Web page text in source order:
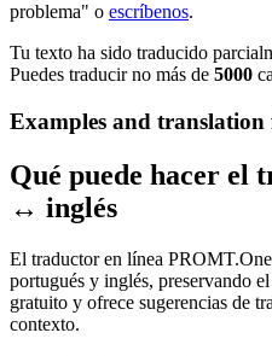
problema" o escríbenos.
Tu texto ha sido traducido
Puedes traducir no más de 5000
Examples and translation
Qué puede hacer el
↔ inglés
El traductor en línea
portugués y inglés, preservando
gratuito y ofrece sugerencias de
contexto.